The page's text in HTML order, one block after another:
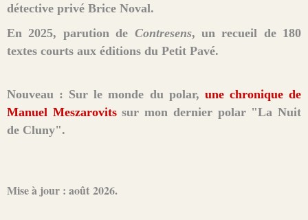
détective privé Brice Noval.
En 2025, parution de Contresens, un recueil de 180
textes courts aux éditions du Petit Pavé.
Nouveau : Sur le monde du polar, une chronique de
Manuel Meszarovitssur mon dernier polar "La Nuit
de Cluny".
Mise à jour : août 2026.